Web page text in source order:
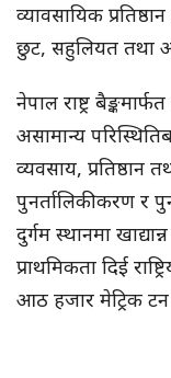
व्यावसायिक
छुट, सहुलियत तथा
नेपाल राष्ट्र
असामान्य
व्यवसाय, प्रतिष्ठान
पुनर्तालिकीकरण र
दुर्गम स्थानमा
प्राथमिकता दिई
आठ हजार मेट्रिक